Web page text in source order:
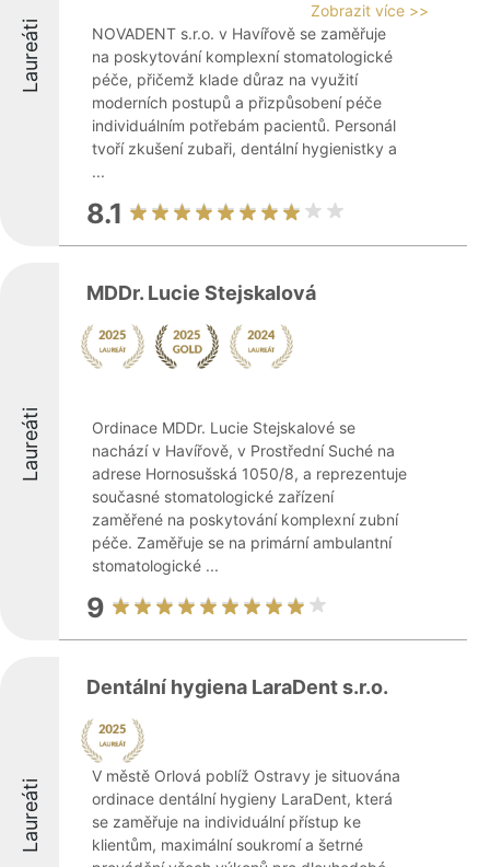
Laureáti
Zobrazit více >>
NOVADENT s.r.o. v Havířově se zaměřuje
na poskytování komplexní stomatologické
péče, přičemž klade důraz na využití
moderních postupů a přizpůsobení péče
individuálním potřebám pacientů. Personál
tvoří zkušení zubaři, dentální hygienistky a
...
8.1
Laureáti
MDDr. Lucie Stejskalová
Ordinace MDDr. Lucie Stejskalové se
nachází v Havířově, v Prostřední Suché na
adrese Hornosušská 1050/8, a reprezentuje
současné stomatologické zařízení
zaměřené na poskytování komplexní zubní
péče. Zaměřuje se na primární ambulantní
stomatologické ...
9
Laureáti
Dentální hygiena LaraDent s.r.o.
V městě Orlová poblíž Ostravy je situována
ordinace dentální hygieny LaraDent, která
se zaměřuje na individuální přístup ke
klientům, maximální soukromí a šetrné